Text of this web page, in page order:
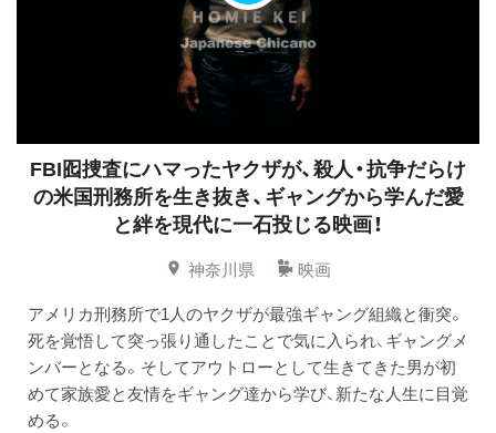
FBI囮捜査にハマったヤクザが、殺人・抗争だらけ
の米国刑務所を生き抜き、ギャングから学んだ愛
と絆を現代に一石投じる映画！
神奈川県
映画
アメリカ刑務所で1人のヤクザが最強ギャング組織と衝突。
死を覚悟して突っ張り通したことで気に入られ、ギャングメ
ンバーとなる。そしてアウトローとして生きてきた男が初
めて家族愛と友情をギャング達から学び、新たな人生に目覚
める。